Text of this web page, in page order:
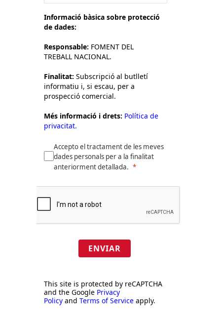
Informació bàsica sobre protecció
de dades:
Responsable: FOMENT DEL
TREBALL NACIONAL.
Finalitat: Subscripció al butlletí
informatiu i, si escau, per a
prospecció comercial.
Més informació i drets: Política de
privacitat.
Accepto el tractament de les meves
dades personals per a la finalitat
anteriorment detallada.
ENVIAR
This site is protected by reCAPTCHA
and the Google Privacy
Policy and Terms of Service apply.